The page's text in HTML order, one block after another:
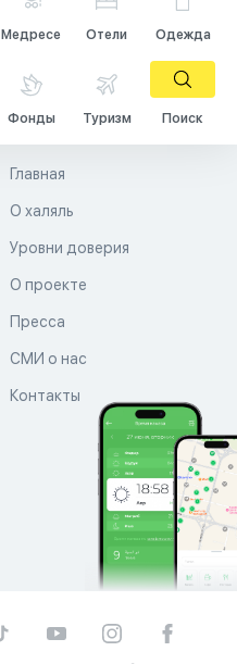
Медресе Отели Одежда
Фонды Туризм Поиск
Главная
О халяль
Уровни доверия
О проекте
Пресса
СМИ о нас
Контакты